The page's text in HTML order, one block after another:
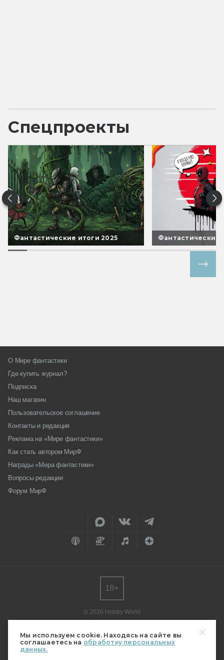
Мы используем cookie. Находясь на сайте вы
соглашаетесь на обработку персональных
данных.
Спецпроекты
Фантастические итоги 2025 Фантастические
О Мире фантастики
Где купить журнал?
Подписка
Наш магазин
Пользовательское соглашение
Контакты и редакция
Реклама на «Мире фантастики»
Как стать автором МирФ
Награды «Мира фантастики»
Вопросы редакции
Форум МирФ
© 2026 Hobby World
редакции.
Мнение авторов может не совпадать с мнением редакции.
Свидетельство о регистрации СМИ серия Эл № ФС77-82485
18+